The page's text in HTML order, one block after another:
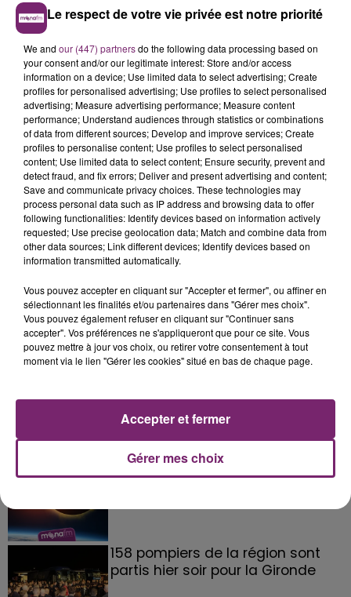
La Bulle - Guinguette éphémère
de Frelinghien !
éclipse solaire du 12 Août 2026
158 pompiers de la région sont
partis hier soir pour la Gironde
Le respect de votre vie privée est notre priorité
We and our (447) partnersdo the following data processing based on
your consent and/or our legitimate interest: Store and/or access
information on a device; Use limited data to select advertising; Create
profiles for personalised advertising; Use profiles to select personalised
advertising; Measure advertising performance; Measure content
performance; Understand audiences through statistics or combinations
of data from different sources; Develop and improve services; Create
profiles to personalise content; Use profiles to select personalised
content; Use limited data to select content; Ensure security, prevent and
detect fraud, and fix errors; Deliver and present advertising and content;
Save and communicate privacy choices. These technologies may
process personal data such as IP address and browsing data to offer
following functionalities: Identify devices based on information actively
requested; Use precise geolocation data; Match and combine data from
other data sources; Link different devices; Identify devices based on
information transmitted automatically.
Vous pouvez accepter en cliquant sur "Accepter et fermer", ou affiner en
sélectionnant les finalités et/ou partenaires dans "Gérer mes choix".
Vous pouvez également refuser en cliquant sur "Continuer sans
accepter". Vos préférences ne s'appliqueront que pour ce site. Vous
pouvez mettre à jour vos choix, ou retirer votre consentement à tout
moment via le lien "Gérer les cookies" situé en bas de chaque page.
Gérer mes choix
Accepter et fermer